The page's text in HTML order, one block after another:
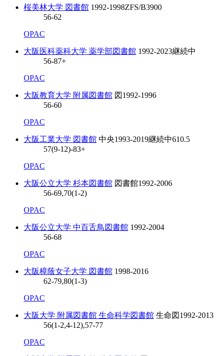
桜美林大学 図書館 1992-1998ZFS/B3900
56-62
OPAC
大阪医科薬科大学 薬学部図書館 1992-2023継続中
56-87+
OPAC
大阪教育大学 附属図書館 図 1992-1996
56-60
OPAC
大阪工業大学 図書館 中央1993-2019継続中610.5
57(9-12)-83+
OPAC
大阪公立大学 杉本図書館 図書館1992-2006
56-69,70(1-2)
OPAC
大阪公立大学 中百舌鳥図書館 1992-2004
56-68
OPAC
大阪樟蔭女子大学 図書館 1998-2016
62-79,80(1-3)
OPAC
大阪大学 附属図書館 生命科学図書館 生命図 1992-2013
56(1-2,4-12),57-77
OPAC